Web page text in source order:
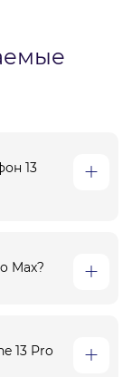
13
Max?
13 Pro